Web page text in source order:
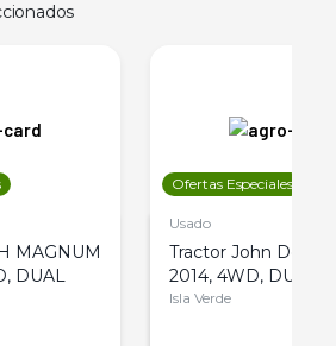
MAGNUM
DUAL
Ofertas Especiales
Usado
Tractor John Deere
2014, 4WD, DUAL
Isla Verde